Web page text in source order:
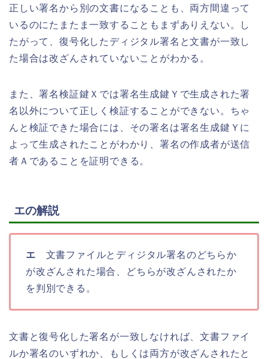
正しい署名から別の文書になることも、両方間違って
いるのにたまたま一致することもまずありえない。し
たがって、復号化したディジタル署名と文書が一致し
た場合は改ざんされていないことがわかる。
また、署名検証鍵Ｘでは署名生成鍵Ｙで生成された署
名以外について正しく検証することができない。ちゃ
んと検証できた場合には、その署名は署名生成鍵Ｙに
よって生成されたことがわかり、署名の作成者が送信
者Ａであることを証明できる。
エの解説
エ 文書ファイルとディジタル署名のどちらか
が改ざんされた場合、どちらが改ざんされたか
を判別できる。
文書と復号化した署名が一致しなければ、文書ファイ
ルか署名のいずれか、もしくは両方が改ざんされたと